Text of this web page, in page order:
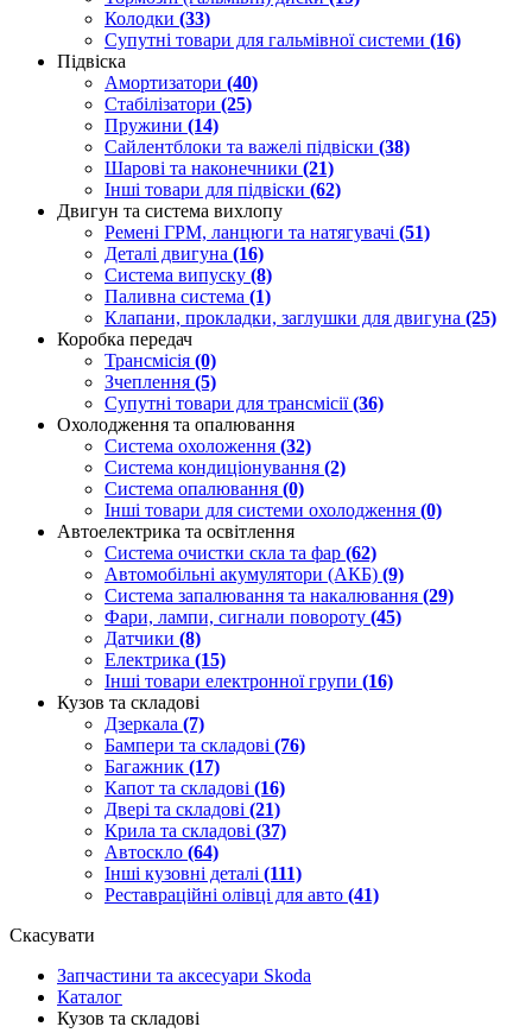
Колодки (33)
Супутні товари для гальмівної системи (16)
Підвіска
Амортизатори (40)
Стабілізатори (25)
Пружини (14)
Сайлентблоки та важелі підвіски (38)
Шарові та наконечники (21)
Інші товари для підвіски (62)
Двигун та система вихлопу
Ремені ГРМ, ланцюги та натягувачі (51)
Деталі двигуна (16)
Система випуску (8)
Паливна система (1)
Клапани, прокладки, заглушки для двигуна (25)
Коробка передач
Трансмісія (0)
Зчеплення (5)
Супутні товари для трансмісії(36)
Охолодження та опалювання
Система охоложення (32)
Система кондиціонування (2)
Система опалювання (0)
Інші товари для системи охолодження (0)
Автоелектрика та освітлення
Система очистки скла та фар (62)
Автомобільні акумулятори (АКБ) (9)
Система запалювання та накалювання (29)
Фари, лампи, сигнали повороту (45)
Датчики (8)
Електрика (15)
Інші товари електронної групи (16)
Кузов та складові
Дзеркала (7)
Бампери та складові (76)
Багажник (17)
Капот та складові (16)
Двері та складові (21)
Крила та складові (37)
Автоскло (64)
Інші кузовні деталі (111)
Реставраційні олівці для авто (41)
Скасувати
Запчастини та аксесуари Skoda
Каталог
Кузов та складові